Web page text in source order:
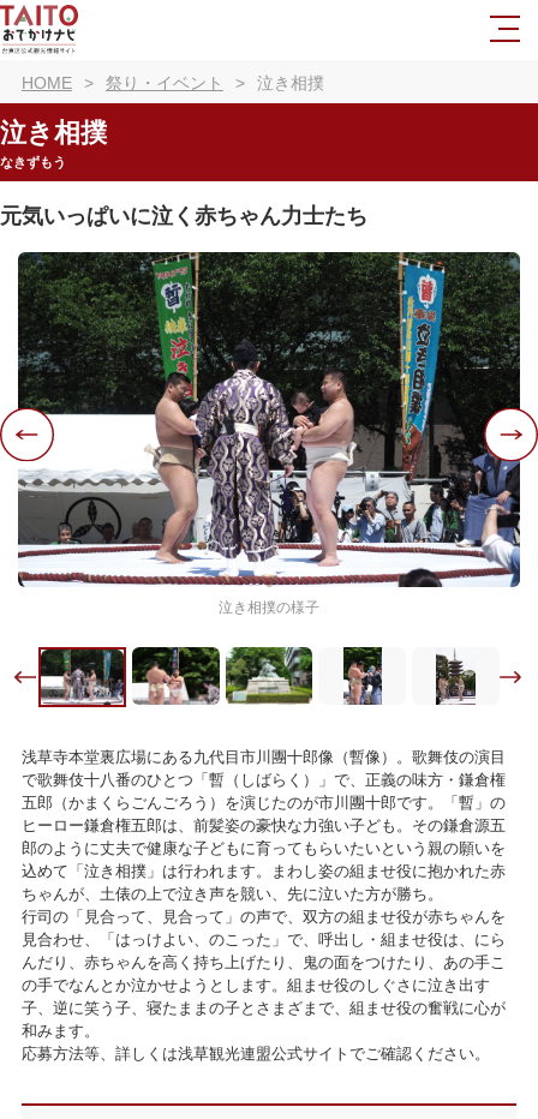
HOME 祭り・イベント 泣き相撲
泣き相撲
なきずもう
元気いっぱいに泣く赤ちゃん力士たち
泣き相撲の様子
浅草寺本堂裏広場にある九代目市川團十郎像（暫像）。歌舞伎の演目
で歌舞伎十八番のひとつ「暫（しばらく）」で、正義の味方・鎌倉権
五郎（かまくらごんごろう）を演じたのが市川團十郎です。「暫」の
ヒーロー鎌倉権五郎は、前髪姿の豪快な力強い子ども。その鎌倉源五
郎のように丈夫で健康な子どもに育ってもらいたいという親の願いを
込めて「泣き相撲」は行われます。まわし姿の組ませ役に抱かれた赤
ちゃんが、土俵の上で泣き声を競い、先に泣いた方が勝ち。
行司の「見合って、見合って」の声で、双方の組ませ役が赤ちゃんを
見合わせ、「はっけよい、のこった」で、呼出し・組ませ役は、にら
んだり、赤ちゃんを高く持ち上げたり、鬼の面をつけたり、あの手こ
の手でなんとか泣かせようとします。組ませ役のしぐさに泣き出す
子、逆に笑う子、寝たままの子とさまざまで、組ませ役の奮戦に心が
和みます。
応募方法等、詳しくは浅草観光連盟公式サイトでご確認ください。